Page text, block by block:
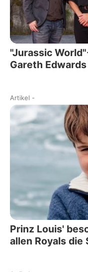
"Jurassic
Gareth
Artikel -
Prinz Louis'
allen Royals die